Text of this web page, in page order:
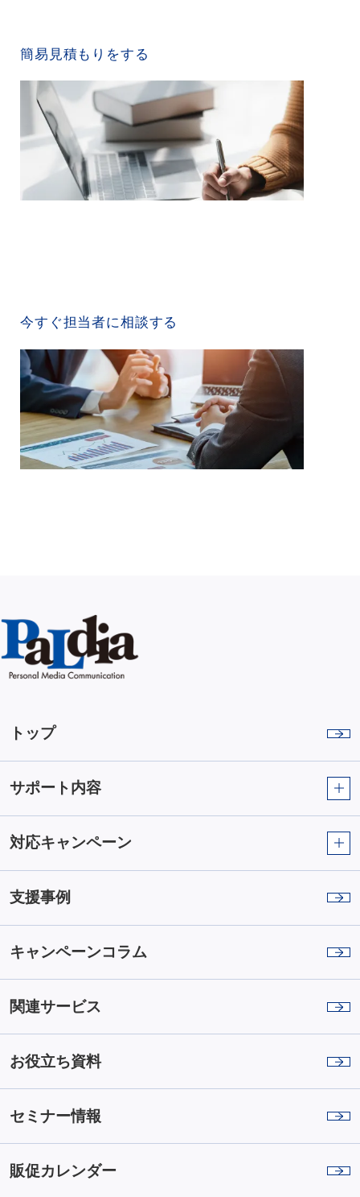
簡易見積もりをする
今すぐ担当者に相談する
トップ
サポート内容
対応キャンペーン
支援事例
キャンペーンコラム
関連サービス
お役立ち資料
セミナー情報
販促カレンダー